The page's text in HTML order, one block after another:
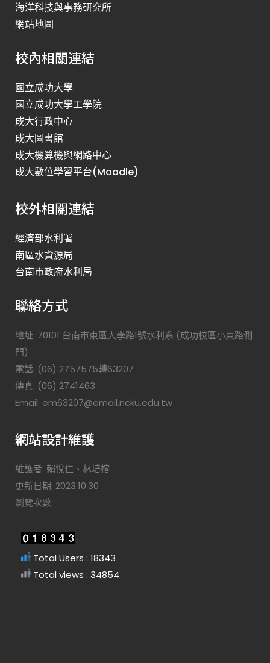
海洋科技與事務研究所
網站地圖
校內相關連結
國立成功大學
國立成功大學工學院
成大行政中心
成大圖書館
成大機算機與網路中心
成大數位學習平台(Moodle)
校外相關連結
經濟部水利署
南區水資源局
台南市政府水利局
聯絡方式
地址: 70101 台南市東區大學路1號水利系 (成功校區小東路側
門)
電話: (06) 2757575轉63207
傳真: (06) 2741463
Email: em63207@email.ncku.edu.tw
網站設計維護
維護者: 賴悅仁、林培榕
更新日期: 2023.10.30
瀏覽次數:
Total Users : 18343
Total views : 34854